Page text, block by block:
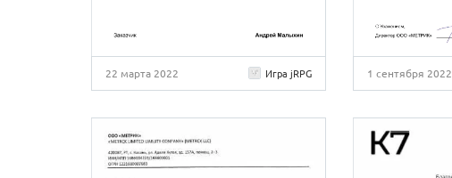
22 марта 2022 Игра jRPG 1 сентября 2022